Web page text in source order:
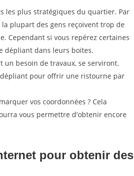
les plus stratégiques du quartier. Par
plupart des gens reçoivent trop de
Cependant si vous repérez certaines
dépliant dans leurs boites.
un besoin de travaux, se serviront.
pour offrir une ristourne par
vos coordonnées ? Cela
vous permettre d'obtenir encore
pour obtenir des